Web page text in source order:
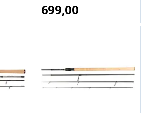
699,00